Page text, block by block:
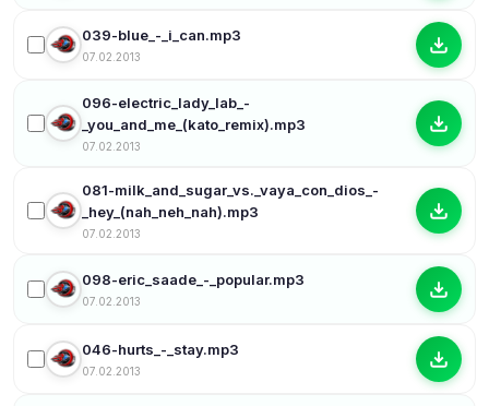
039-blue_-_i_can.mp3
07.02.2013
096-electric_lady_lab_-
_you_and_me_(kato_remix).mp3
07.02.2013
081-milk_and_sugar_vs._vaya_con_dios_-
_hey_(nah_neh_nah).mp3
07.02.2013
098-eric_saade_-_popular.mp3
07.02.2013
046-hurts_-_stay.mp3
07.02.2013